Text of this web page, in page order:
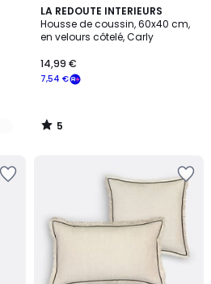
LA REDOUTE INTERIEURS
Housse de coussin, 60x40 cm,
en velours côtelé, Carly
7,54 €
14,99 €
5
/
5
5
/